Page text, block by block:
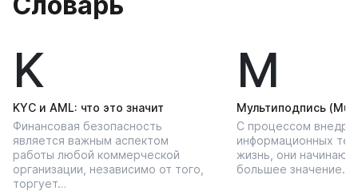
K
KYС и AML: что это значит
Финансовая безопасность
является важным аспектом
работы любой коммерческой
организации, независимо от того,
торгует…
М
Мультиподпись
С процессом
информационных
жизнь, они начинают
большее значение…